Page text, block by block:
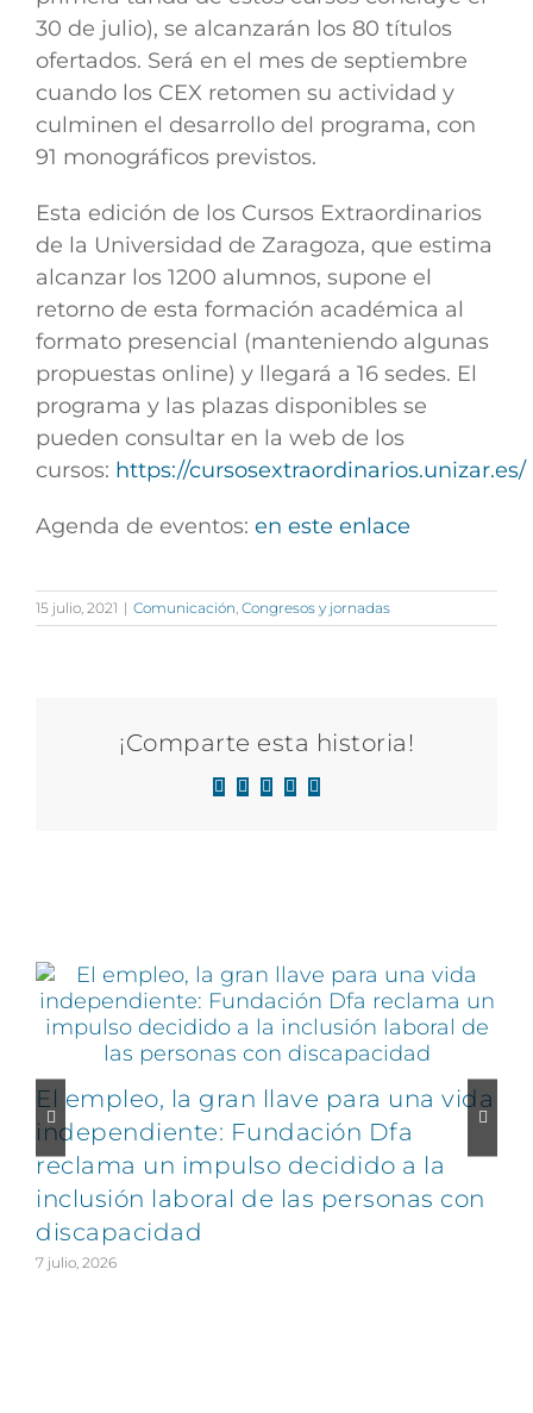
30 de julio), se alcanzarán los 80 títulos
ofertados. Será en el mes de septiembre
cuando los CEX retomen su actividad y
culminen el desarrollo del programa, con
91 monográficos previstos.
Esta edición de los Cursos Extraordinarios
de la Universidad de Zaragoza, que estima
alcanzar los 1200 alumnos, supone el
retorno de esta formación académica al
formato presencial (manteniendo algunas
propuestas online) y llegará a 16 sedes. El
programa y las plazas disponibles se
pueden consultar en la web de los
cursos: https://cursosextraordinarios.unizar.es/
Agenda de eventos: en este enlace
15 julio, 2021 | Comunicación Congresos y jornadas
¡Comparte esta historia!
Facebook
X LinkedIn
WhatsApp
Correo
El empleo, la gran llave para una vida
independiente: Fundación Dfa
reclama un impulso decidido a la
inclusión laboral de las personas con
discapacidad
7 julio, 2026